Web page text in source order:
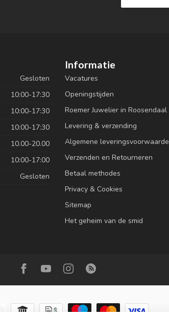
Gesloten
10:00-17:30
10:00-17:30
10:00-17:30
10.00-20.00
10:00-17:00
Gesloten
Informatie
Vacatures
Openingstijden
Roemer Juwelier in Roosendaal
Levering & verzending
Algemene
Verzenden en Retourneren
Betaal methodes
Privacy & Cookies
Sitemap
Het geheim van de smid